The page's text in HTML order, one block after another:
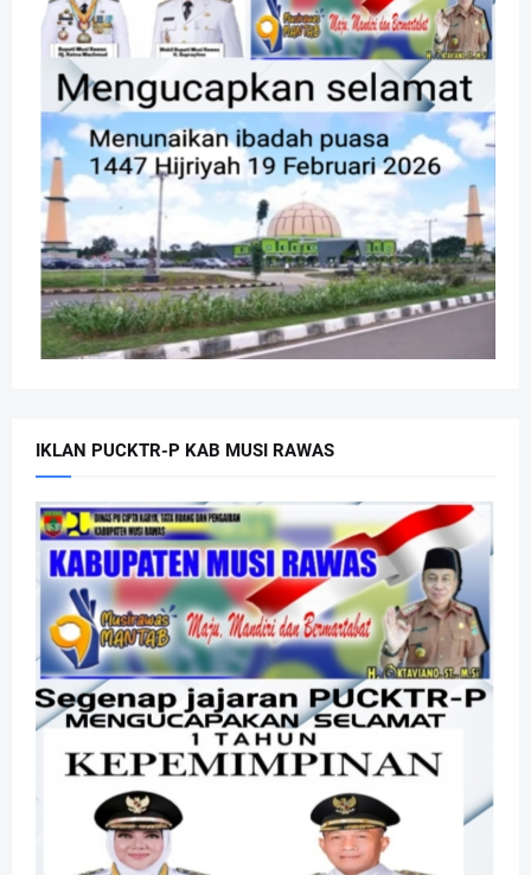
IKLAN PUCKTR-P KAB MUSI RAWAS